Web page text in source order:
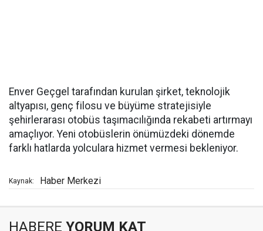
Enver Geçgel tarafından kurulan şirket, teknolojik
altyapısı, genç filosu ve büyüme stratejisiyle
şehirlerarası otobüs taşımacılığında rekabeti artırmayı
amaçlıyor. Yeni otobüslerin önümüzdeki dönemde
farklı hatlarda yolculara hizmet vermesi bekleniyor.
Kaynak: Haber Merkezi
HABERE YORUM KAT